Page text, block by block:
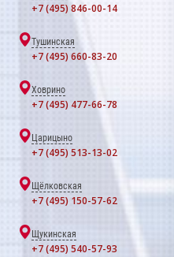
+7 (495) 846-00-14
Тушинская
+7 (495) 660-83-20
Ховрино
+7 (495) 477-66-78
Царицыно
+7 (495) 513-13-02
Щёлковская
+7 (495) 150-57-62
Щукинская
+7 (495) 540-57-93